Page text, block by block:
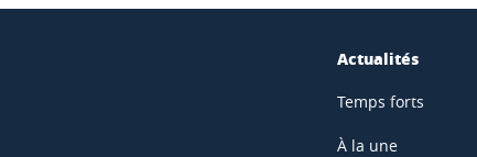
Actualités
Temps forts
À la une